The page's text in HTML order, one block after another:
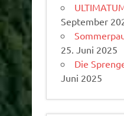
September
25. Juni 2025
Die
Juni 2025